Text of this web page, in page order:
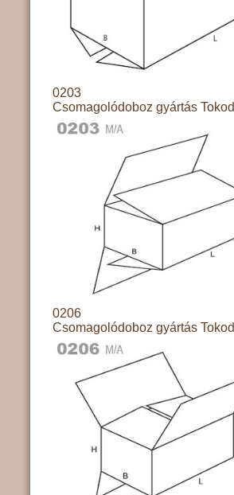
0203
Csomagolódoboz gyártás Tokod
0206
Csomagolódoboz gyártás Tokod